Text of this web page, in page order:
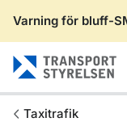
Varning för bluff-
Taxitrafik